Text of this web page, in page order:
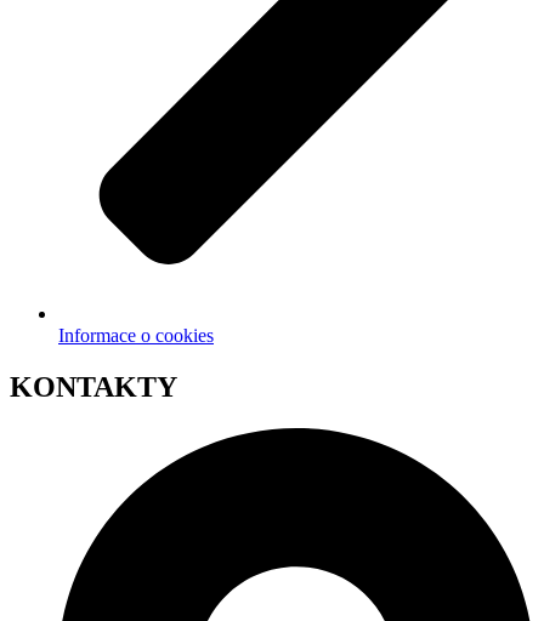
Informace o cookies
KONTAKTY